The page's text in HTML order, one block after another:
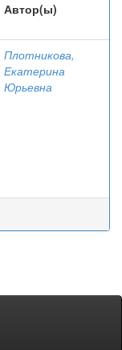
Автор(ы)
Плотникова,
Екатерина
Юрьевна